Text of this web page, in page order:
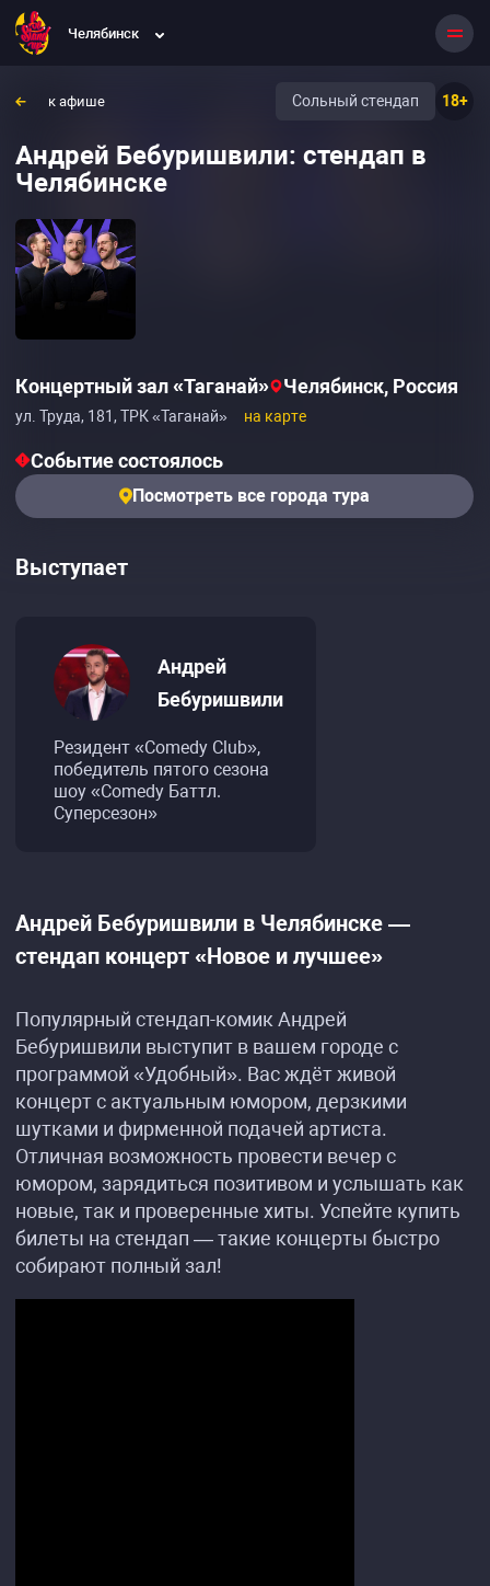
Челябинск
к афише 18+
Сольный стендап
Андрей Бебуришвили: стендап в
Челябинске
Концертный зал «Таганай» Челябинск, Россия
ул. Труда, 181, ТРК «Таганай» на карте
Событие состоялось
Посмотреть все города тура
Выступает
Андрей
Бебуришвили
Резидент «Comedy Club»,
победитель пятого сезона
шоу «Comedy Баттл.
Суперсезон»
Андрей Бебуришвили в Челябинске —
стендап концерт «Новое и лучшее»
Популярный стендап-комик Андрей
Бебуришвили выступит в вашем городе с
программой «Удобный». Вас ждёт живой
концерт с актуальным юмором, дерзкими
шутками и фирменной подачей артиста.
Отличная возможность провести вечер с
юмором, зарядиться позитивом и услышать как
новые, так и проверенные хиты. Успейте купить
билеты на стендап — такие концерты быстро
собирают полный зал!